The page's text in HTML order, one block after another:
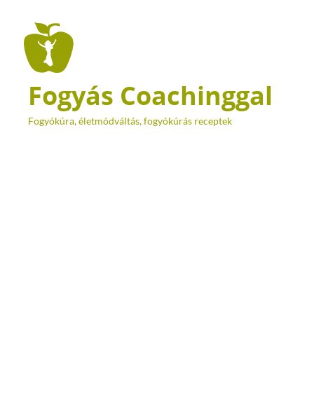
Fogyás Coachinggal
Fogyókúra, életmódváltás, fogyókúrás receptek